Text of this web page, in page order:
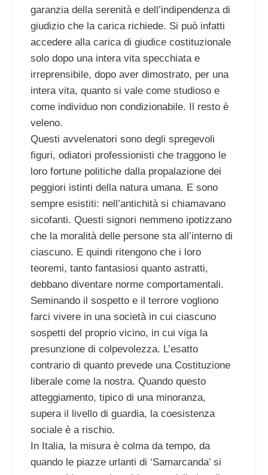
garanzia della serenità e dell’indipendenza di
giudizio che la carica richiede. Si può infatti
accedere alla carica di giudice costituzionale
solo dopo una intera vita specchiata e
irreprensibile, dopo aver dimostrato, per una
intera vita, quanto si vale come studioso e
come individuo non condizionabile. Il resto è
veleno.
Questi avvelenatori sono degli spregevoli
figuri, odiatori professionisti che traggono le
loro fortune politiche dalla propalazione dei
peggiori istinti della natura umana. E sono
sempre esistiti: nell’antichità si chiamavano
sicofanti. Questi signori nemmeno ipotizzano
che la moralità delle persone sta all’interno di
ciascuno. E quindi ritengono che i loro
teoremi, tanto fantasiosi quanto astratti,
debbano diventare norme comportamentali.
Seminando il sospetto e il terrore vogliono
farci vivere in una società in cui ciascuno
sospetti del proprio vicino, in cui viga la
presunzione di colpevolezza. L’esatto
contrario di quanto prevede una Costituzione
liberale come la nostra. Quando questo
atteggiamento, tipico di una minoranza,
supera il livello di guardia, la coesistenza
sociale è a rischio.
In Italia, la misura è colma da tempo, da
quando le piazze urlanti di ‘Samarcanda’ si